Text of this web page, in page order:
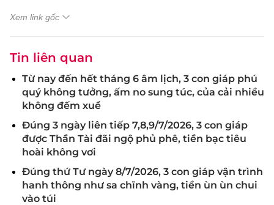
Xem link gốc
Tin liên quan
Từ nay đến hết tháng 6 âm lịch, 3 con giáp phú
quý không tưởng, ấm no sung túc, của cải nhiều
không đếm xuể
Đúng 3 ngày liên tiếp 7,8,9/7/2026, 3 con giáp
được Thần Tài đãi ngộ phủ phê, tiền bạc tiêu
hoài không vơi
Đúng thứ Tư ngày 8/7/2026, 3 con giáp vận trình
hanh thông như sa chĩnh vàng, tiền ùn ùn chui
vào túi